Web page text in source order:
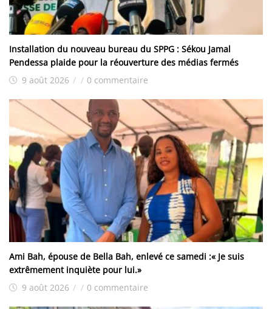
Installation du nouveau bureau du SPPG : Sékou Jamal
Pendessa plaide pour la réouverture des médias fermés
9 août 2026 / / 0 commentaire
Ami Bah, épouse de Bella Bah, enlevé ce samedi :« Je suis
extrêmement inquiète pour lui.»
9 août 2026 / / 0 commentaire